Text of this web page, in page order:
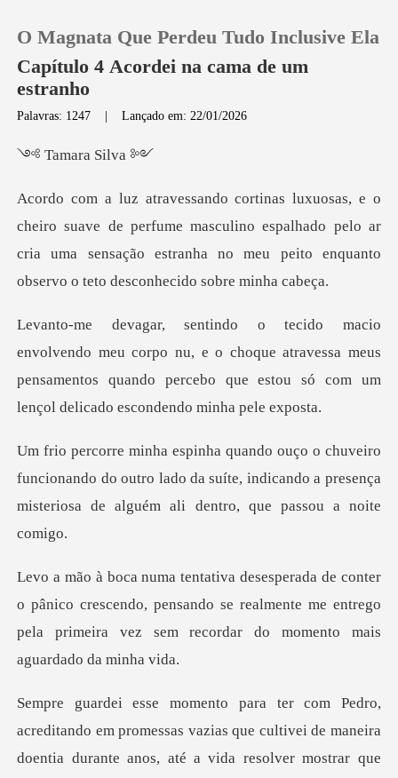
Histórico
Sair
O Magnata Que Perdeu Tudo Inclusive Ela
Capítulo 4 Acordei na cama de um
estranho
Palavras: 1247 |Lançado em: 22/01/2026
ara S
e perfume masculino espalhado pelo ar
cria uma sensação estranha no
po nu, e o choque atravessa meus
pensamentos quando percebo qu
ncionando do outro lado da suíte, indicando a presença
m
nico crescendo, pensando se realmente me entrego
pela prime
vazias que cultivei de maneira
doentia durante anos, até a vida resolve